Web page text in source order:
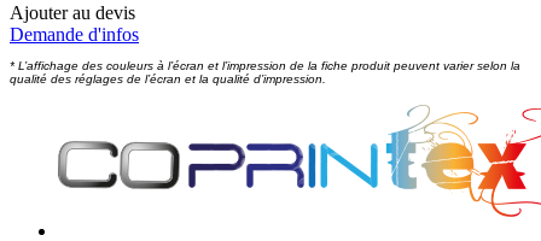
Ajouter au devis
Demande d'infos
* L’affichage des couleurs à l’écran et l’impression de la fiche produit peuvent varier selon la
qualité des réglages de l’écran et la qualité d’impression.